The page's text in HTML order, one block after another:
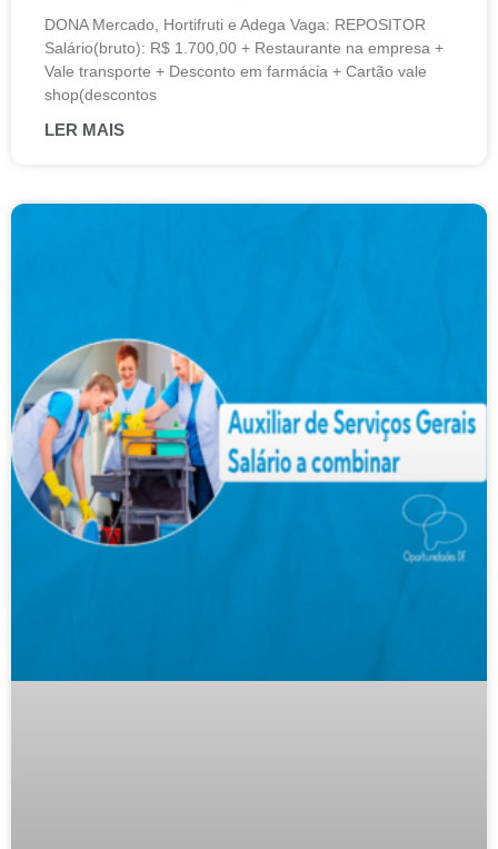
DONA Mercado, Hortifruti e Adega Vaga: REPOSITOR
Salário(bruto): R$ 1.700,00 + Restaurante na empresa +
Vale transporte + Desconto em farmácia + Cartão vale
shop(descontos
LER MAIS